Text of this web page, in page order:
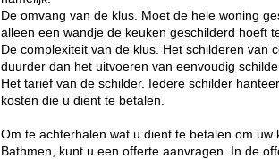
De omvang van de klus. Moet de hele woning
alleen een wandje de keuken geschilderd hoeft
De complexiteit van de klus. Het schilderen van
duurder dan het uitvoeren van eenvoudig
Het tarief van de schilder. Iedere schilder
kosten die u dient te betalen.
Om te achterhalen wat u dient te betalen om
Bathmen, kunt u een offerte aanvragen. In de